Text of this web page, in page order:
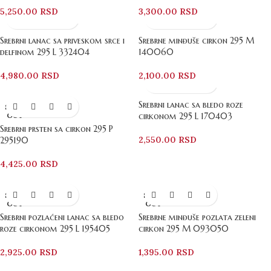
5,250.00 RSD 3,300.00 RSD
Srebrni lanac sa priveskom srce i
delfinom 295 L 332404
4,980.00 RSD
Srebrne minđuše cirkon 295 M
140060
2,100.00 RSD
SOLD
OUT
Srebrni prsten sa cirkon 295 P
295190
4,425.00 RSD
Srebrni lanac sa bledo roze
cirkonom 295 L 170403
2,550.00 RSD
SOLD
OUT
Srebrni pozlaćeni lanac sa bledo
roze cirkonom 295 L 195405
2,925.00 RSD
SOLD
OUT
Srebrne minđuše pozlata zeleni
cirkon 295 M 093050
1,395.00 RSD